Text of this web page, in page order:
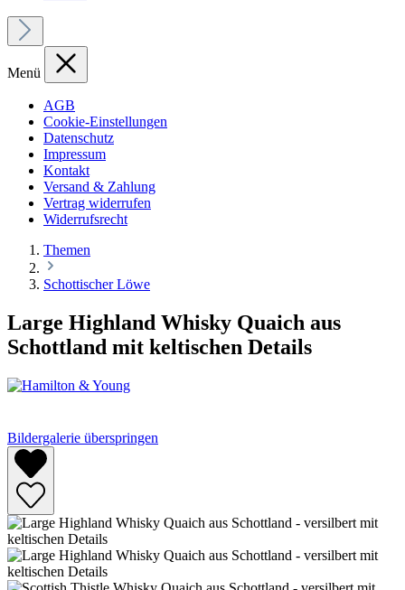
Menü
AGB
Cookie-Einstellungen
Datenschutz
Impressum
Kontakt
Versand & Zahlung
Vertrag widerrufen
Widerrufsrecht
Themen
Schottischer Löwe
Large Highland Whisky Quaich aus
Schottland mit keltischen Details
Bildergalerie überspringen